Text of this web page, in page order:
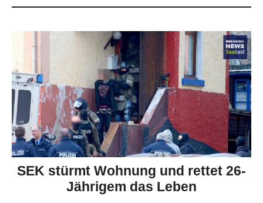
SEK stürmt Wohnung und rettet 26-
Jährigem das Leben